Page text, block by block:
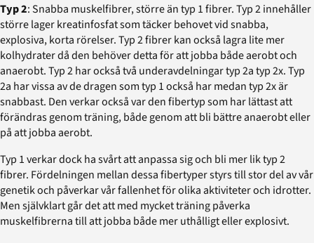
Typ 2: Snabba muskelfibrer, större än typ 1 fibrer. Typ 2 innehåller
större lager kreatinfosfat som täcker behovet vid snabba,
explosiva, korta rörelser. Typ 2 fibrer kan också lagra lite mer
kolhydrater då den behöver detta för att jobba både aerobt och
anaerobt. Typ 2 har också två underavdelningar typ 2a typ 2x. Typ
2a har vissa av de dragen som typ 1 också har medan typ 2x är
snabbast. Den verkar också var den fibertyp som har lättast att
förändras genom träning, både genom att bli bättre anaerobt eller
på att jobba aerobt.
Typ 1 verkar dock ha svårt att anpassa sig och bli mer lik typ 2
fibrer. Fördelningen mellan dessa fibertyper styrs till stor del av vår
genetik och påverkar vår fallenhet för olika aktiviteter och idrotter.
Men självklart går det att med mycket träning påverka
muskelfibrerna till att jobba både mer uthålligt eller explosivt.